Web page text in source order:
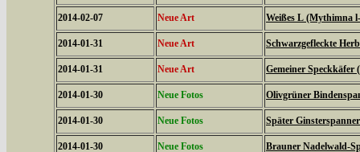
2014-02-07 Neue Art Weißes L (Mythimna
2014-01-31 Neue Art Schwarzgefleckte
2014-01-31 Neue Art Gemeiner Speckkäfer
2014-01-30 Neue Fotos Olivgrüner
2014-01-30 Neue Fotos Später
2014-01-30 Neue Fotos Brauner Nadelwald-